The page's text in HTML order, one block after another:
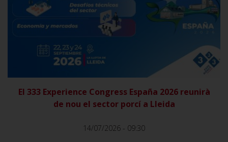
El 333 Experience Congress España 2026 reunirà
de nou el sector porcí a Lleida
14/07/2026 - 09:30